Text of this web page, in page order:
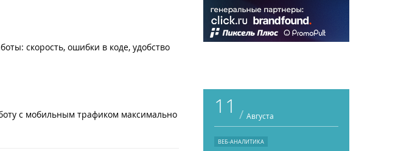
скорость, ошибки в коде, удобство
с мобильным трафиком максимально
11 / Августа
ВЕБ-АНАЛИТИКА